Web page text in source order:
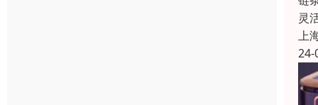
灵
上
24-